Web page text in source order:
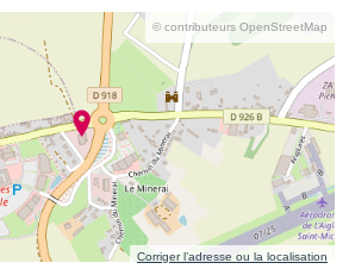
© contributeurs OpenStreetMap
Corriger l’adresse ou la localisation